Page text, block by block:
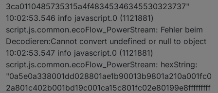
3ca0110485735315a4f48345346345530323737"
10:02:53.546 info javascript.0 (1121881)
script.js.common.ecoFlow_PowerStream: Fehler beim
Decodieren:Cannot convert undefined or null to object
10:02:53.547 info javascript.0 (1121881)
script.js.common.ecoFlow_PowerStream: hexString:
"0a5e0a338001dd028801ae1b90013b9801a210a001fc0
2a801c402b001bd19c001ca15c801fc02e80199e8fffffffff